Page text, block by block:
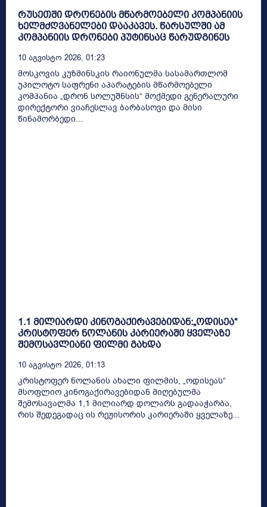
რუსეთში დრონების მწარმოებელი კომპანიის
ხელმძღვანელები დააკავეს. წარსულში ამ
კომპანიის დრონები პუტინსაც წარუდგინეს
10 Აგვისტო 2026, 01:23
მოსკოვის კუზმინსკის რაიონულმა სასამართლომ
უპილოტო საფრენი აპარატების მწარმოებელი
კომპანია „დრონ სოლუშნსის“ მოქმედი გენერალური
დირექტორი ვიაჩესლავ ბარბასოვი და მისი
წინამორბედი...
1.1 მილიარდი კინოგაქირავებიდან:„ოდისეა“
კრისტოფერ ნოლანის კარიერაში ყველაზე
შემოსავლიანი ფილმი გახდა
10 Აგვისტო 2026, 01:13
კრისტოფერ ნოლანის ახალი ფილმის, „ოდისეას“
მსოფლიო კინოგაქირავებიდან მიღებულმა
შემოსავალმა 1,1 მილიარდ დოლარს გადააჭარბა,
რის შედეგადაც ის რეჟისორის კარიერაში ყველაზე...